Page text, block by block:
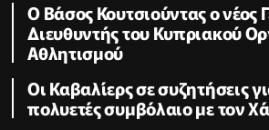
Ο Βάσος Κουτσιούντας ο νέος
Διευθυντής του Κυπριακού
Αθλητισμού
Οι Καβαλίερς σε συζητήσεις
πολυετές συμβόλαιο με τον